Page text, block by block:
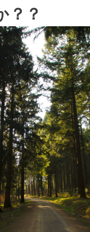
？？